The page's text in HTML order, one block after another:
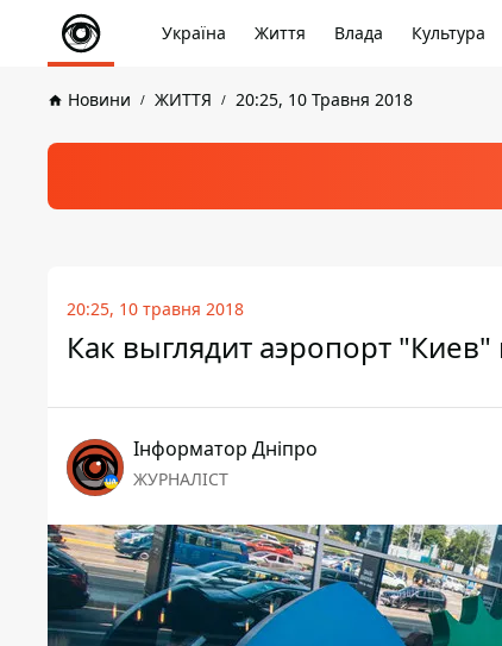
Україна Життя Влада Культура
Новини ЖИТТЯ 20:25, 10 Травня 2018
20:25, 10 травня 2018
Как выглядит аэропорт
Інформатор Дніпро
ЖУРНАЛІСТ